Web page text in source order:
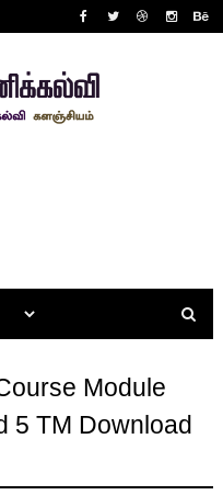
Module
5 TM Download